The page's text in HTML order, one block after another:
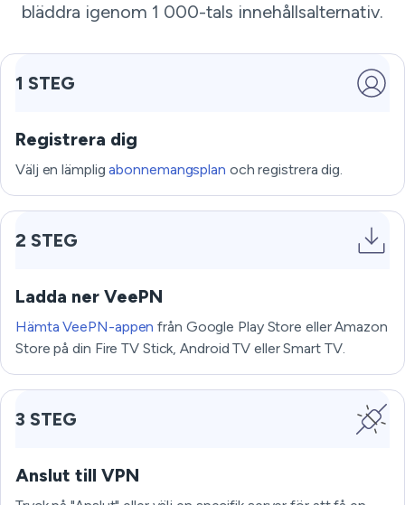
bläddra igenom 1 000-tals innehållsalternativ.
1 STEG
Registrera dig
Välj en lämpligabonnemangsplan och registrera dig.
2 STEG
Ladda ner VeePN
Hämta VeePN-appen från Google Play Store eller Amazon
Store på din Fire TV Stick, Android TV eller Smart TV.
3 STEG
Anslut till VPN